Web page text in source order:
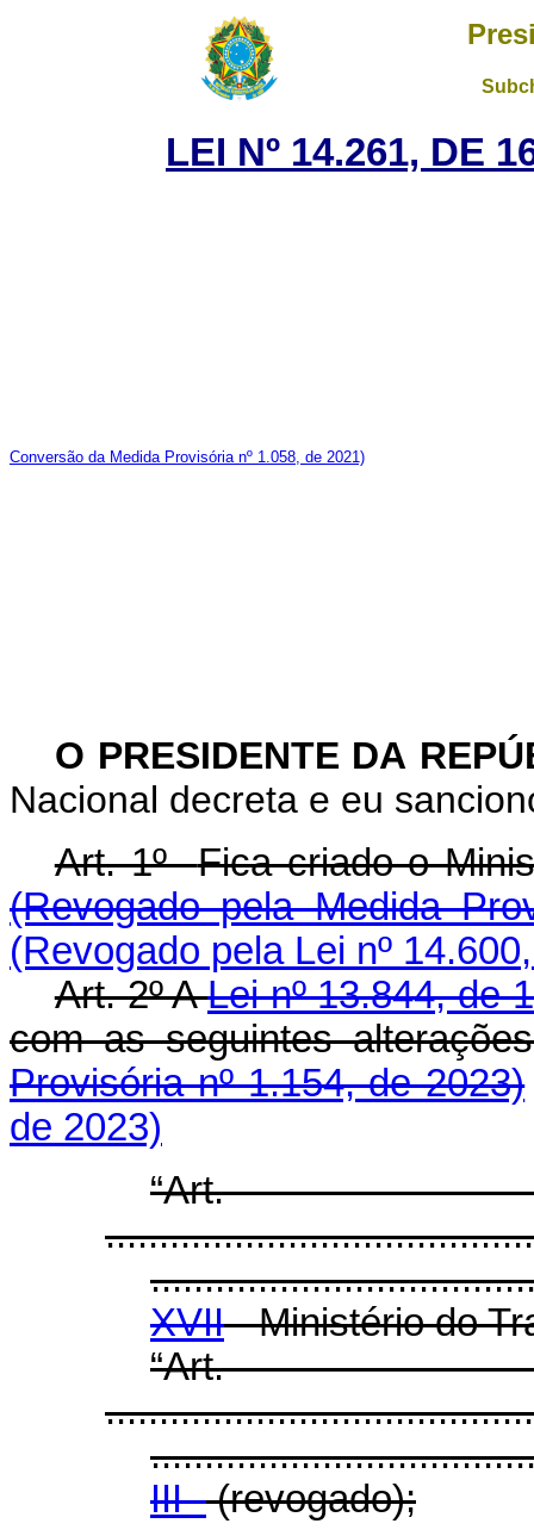
LEI Nº 14.261, DE
Conversão da Medida Provisória nº 1.058, de 2021)
O PRESIDENTE DA
Nacional decreta e eu
Art. 1ºFica criado o
(Revogado pela Medida
(Revogado pela Lei nº
Art. 2º ALei nº 13.844, de
com as seguintes
Provisória nº 1.154, de 2023)
de 2023)
XVII- Ministério do
III -(revogado);